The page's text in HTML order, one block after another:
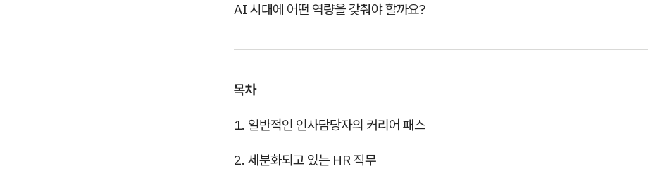
AI 시대에 어떤 역량을 갖춰야 할까요?
목차
1. 일반적인 인사담당자의 커리어 패스
2. 세분화되고 있는 HR 직무